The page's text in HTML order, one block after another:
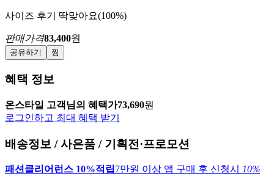
사이즈 후기 딱맞아요(100%)
판매가격83,400원
공유하기 찜
혜택 정보
온스타일 고객님의 혜택가73,690원
로그인하고 최대 혜택 받기
배송정보 / 사은품 / 기획전·프로모션
패션클리어런스 10%적립7만원 이상 앱 구매 후 신청시
10%